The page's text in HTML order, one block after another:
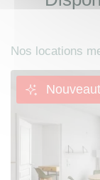
Nos locations